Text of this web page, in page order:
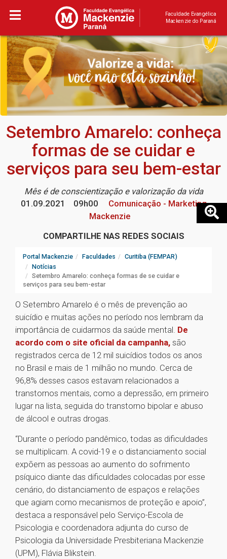
Faculdade Evangélica
Mackenzie do Paraná
Setembro Amarelo: conheça
formas de se cuidar e
serviços para seu bem-estar
Mês é de conscientização e valorização da vida
01.09.2021
09h00
Comunicação - Marketing
Mackenzie
COMPARTILHE NAS REDES SOCIAIS
Portal Mackenzie Faculdades
Curitiba (FEMPAR)
Notícias
Setembro Amarelo: conheça formas de se cuidar e
serviços para seu bem-estar
O Setembro Amarelo é o mês de prevenção ao
suicídio e muitas ações no período nos lembram da
importância de cuidarmos da saúde mental. De
acordo com o site oficial da campanha, são
registrados cerca de 12 mil suicídios todos os anos
no Brasil e mais de 1 milhão no mundo. Cerca de
96,8% desses casos estavam relacionados a
transtornos mentais, como a depressão, em primeiro
lugar na lista, seguida do transtorno bipolar e abuso
de álcool e outras drogas.
“Durante o período pandêmico, todas as dificuldades
se multiplicam. A covid-19 e o distanciamento social
expõem as pessoas ao aumento do sofrimento
psíquico diante das dificuldades colocadas por esse
cenário, do distanciamento de espaços e relações
que agiam como mecanismos de proteção e apoio”,
destaca a responsável pelo Serviço-Escola de
Psicologia e coordenadora adjunta do curso de
Psicologia da Universidade Presbiteriana Mackenzie
(UPM), Flávia Blikstein.